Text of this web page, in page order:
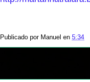
Publicado por Manuel en 5:34